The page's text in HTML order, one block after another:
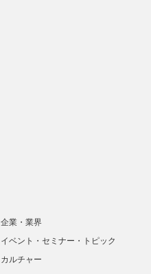
企業・業界
イベント・セミナー・トピック
カルチャー